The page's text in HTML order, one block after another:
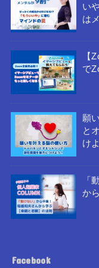
い
は
【
で
願
と
け
「
か
Facebook